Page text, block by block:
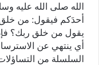
الله صلى الله عليه
أحدَكم فيقول: من
يقول من خلق ربك؟
أي ينتهي عن
السلسلة من